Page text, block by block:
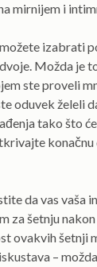
mirnijem i
, možete izabrati
Možda je
ste proveli
oduvek želeli
tako što
da vas vaša
za šetnju
ovakvih šetnji
–